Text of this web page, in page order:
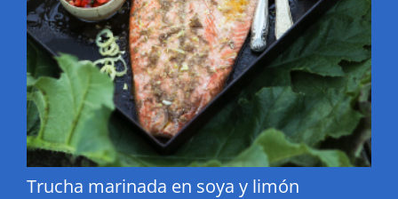
Trucha marinada en soya y limón